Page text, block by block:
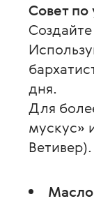
Совет по
дня.
Для
мускус»
Ветивер).